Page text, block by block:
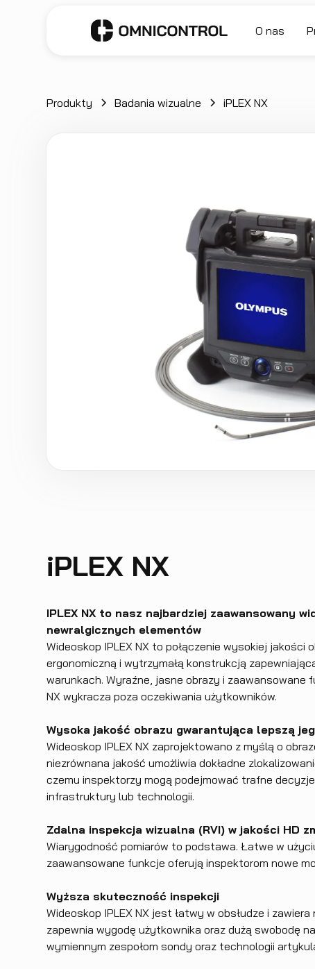
O nas
Produkty Badania wizualne iPLEX NX
iPLEX NX
IPLEX NX to nasz najbardziej zaawansowany
newralgicznych elementów
Wideoskop IPLEX NX to połączenie wysokiej
ergonomiczną i wytrzymałą konstrukcją
warunkach. Wyraźne, jasne obrazy i zaawansowane
NX wykracza poza oczekiwania użytkowników.
Wysoka jakość obrazu gwarantująca lepszą
Wideoskop IPLEX NX zaprojektowano z myślą o
niezrównana jakość umożliwia dokładne
czemu inspektorzy mogą podejmować trafne
infrastruktury lub technologii.
Zdalna inspekcja wizualna (RVI) w jakości HD
Wiarygodność pomiarów to podstawa. Łatwe w
zaawansowane funkcje oferują inspektorom nowe
Wyższa skuteczność inspekcji
Wideoskop IPLEX NX jest łatwy w obsłudze i
zapewnia wygodę użytkownika oraz dużą swobodę
wymiennym zespołom sondy oraz technologii